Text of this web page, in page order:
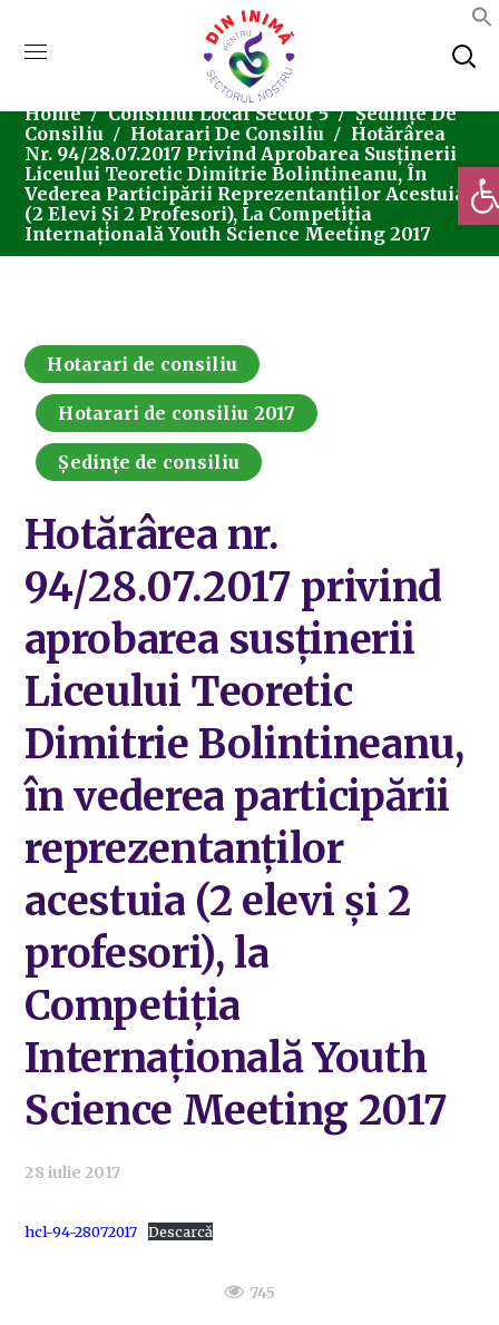
Home Consiliul Local Sector 5
Ședințe De
Consiliu
Hotarari De Consiliu
Hotărârea
Nr. 94/28.07.2017 Privind Aprobarea Susținerii
Liceului Teoretic Dimitrie Bolintineanu, În
Vederea Participării Reprezentanților Acestuia
(2 Elevi Și 2 Profesori), La Competiția
Internațională Youth Science Meeting 2017
Hotarari de consiliu
Hotarari de consiliu 2017
Ședințe de consiliu
Hotărârea nr.
94/28.07.2017 privind
aprobarea susținerii
Liceului Teoretic
Dimitrie Bolintineanu,
în vederea participării
reprezentanților
acestuia (2 elevi și 2
profesori), la
Competiția
Internațională Youth
Science Meeting 2017
28 iulie 2017
hcl-94-28072017 Descarcă
745